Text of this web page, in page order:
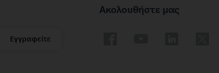
Εγγραφείτε
Ακολουθήστε μας